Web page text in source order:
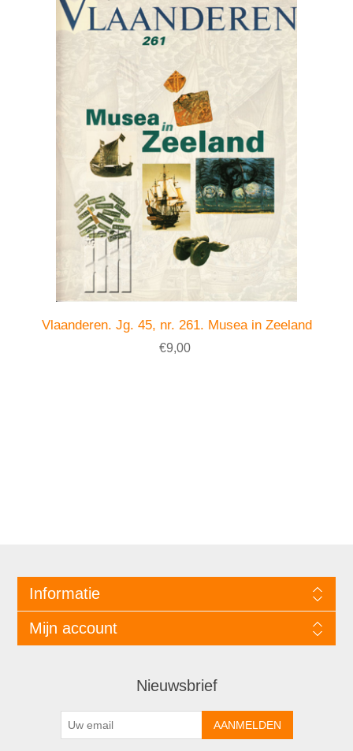
Vlaanderen. Jg. 45, nr. 261. Musea in Zeeland
€9,00
Informatie
Mijn account
Nieuwsbrief